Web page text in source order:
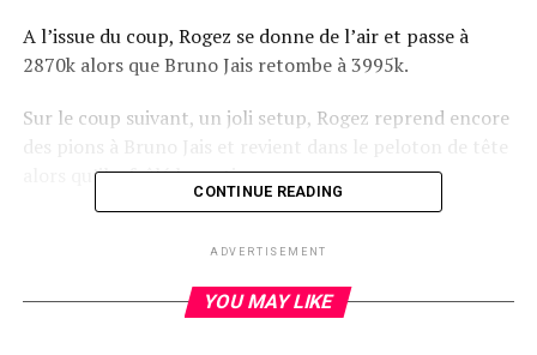
A l’issue du coup, Rogez se donne de l’air et passe à
2870k alors que Bruno Jais retombe à 3995k.
Sur le coup suivant, un joli setup, Rogez reprend encore
des pions à Bruno Jais et revient dans le peloton de tête
alors qu’il a frôlé la sortie.
UP NEXT
High-roller in progress
CONTINUE READING
ADVERTISEMENT
YOU MAY LIKE